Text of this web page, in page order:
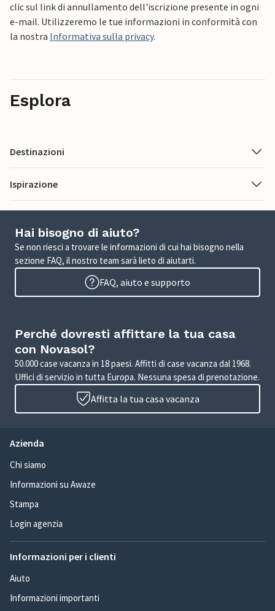
clic sul link di annullamento dell'iscrizione presente in ogni
e-mail. Utilizzeremo le tue informazioni in conformità con
la nostra Informativa sulla privacy.
Esplora
Destinazioni
Ispirazione
Hai bisogno di aiuto?
Se non riesci a trovare le informazioni di cui hai bisogno nella
sezione FAQ, il nostro team sarà lieto di aiutarti.
FAQ, aiuto e supporto
Perché dovresti affittare la tua casa
con Novasol?
50.000 case vacanza in 18 paesi. Affitti di case vacanza dal 1968.
Uffici di servizio in tutta Europa. Nessuna spesa di prenotazione.
Affitta la tua casa vacanza
Azienda
Chi siamo
Informazioni su Awaze
Stampa
Login agenzia
Informazioni per i clienti
Aiuto
Informazioni importanti